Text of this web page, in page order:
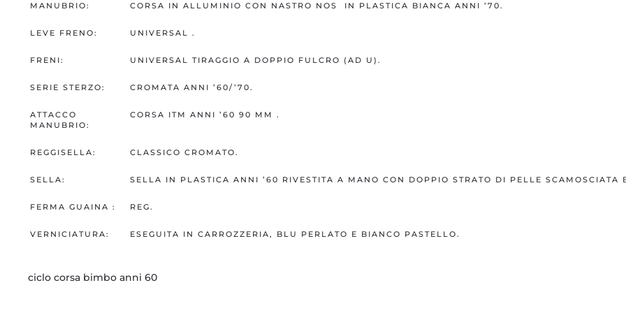
MANUBRIO: CORSA IN ALLUMINIO CON NASTRO NOS IN PLASTICA BIANCA ANNI ’70.
LEVE FRENO: UNIVERSAL .
FRENI: UNIVERSAL TIRAGGIO A DOPPIO FULCRO (AD U).
SERIE STERZO: CROMATA ANNI ’60/’70.
ATTACCO
MANUBRIO:
CORSA ITM ANNI ’60 90 MM .
REGGISELLA: CLASSICO CROMATO.
SELLA: SELLA IN PLASTICA ANNI ’60 RIVESTITA A MANO CON DOPPIO STRATO DI PELLE SCAMOSCIATA
FERMA GUAINA : REG.
VERNICIATURA: ESEGUITA IN CARROZZERIA, BLU PERLATO E BIANCO PASTELLO.
ciclo corsa bimbo anni 60